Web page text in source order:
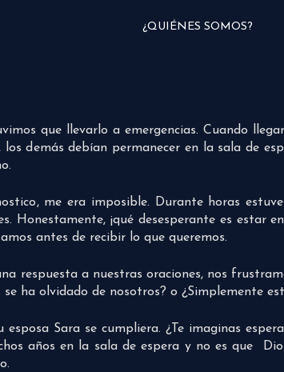
¿QUIÉNES SOMOS?
que llevarlo a emergencias. Cuando
demás debían permanecer en la sala de
me era imposible. Durante horas
Honestamente, ¡qué desesperante es estar
antes de recibir lo que queremos.
respuesta a nuestras oraciones, nos
ha olvidado de nosotros? o ¿Simplemente
Sara se cumpliera. ¿Te imaginas
años en la sala de espera y no es que